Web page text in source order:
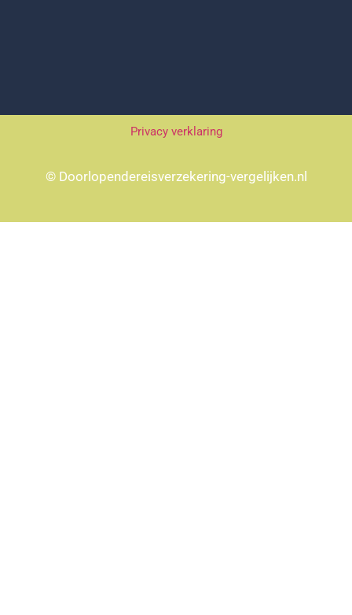
Privacy verklaring
© Doorlopendereisverzekering-vergelijken.nl